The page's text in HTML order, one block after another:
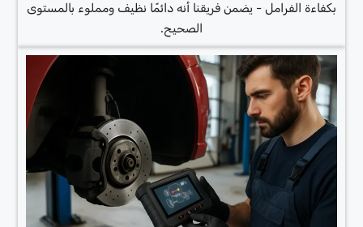
بكفاءة الفرامل - يضمن فريقنا أنه دائمًا نظيف ومملوء بالمستوى
الصحيح.